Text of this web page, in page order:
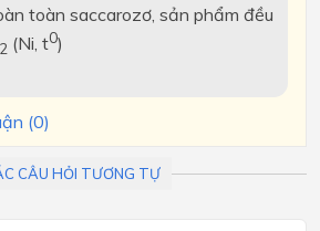
toàn saccarozơ, sản phẩm đều
2 (Ni, t0)
(0)
CÂU HỎI TƯƠNG TỰ